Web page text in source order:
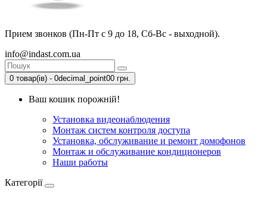
Прием звонков (Пн-Пт с 9 до 18, Сб-Вс - выходной).
info@indast.com.ua
0 товар(ів) - 0decimal_point00 грн.
Ваш кошик порожній!
Установка видеонаблюдения
Монтаж систем контроля доступа
Установка, обслуживание и ремонт домофонов
Монтаж и обслуживание кондиционеров
Наши работы
Категорії